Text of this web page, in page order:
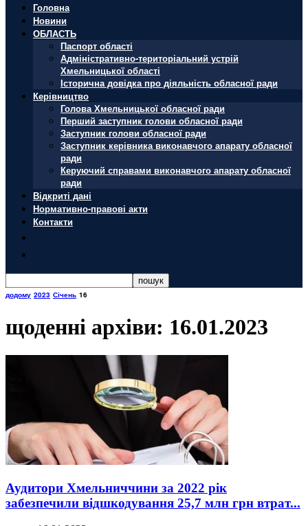
Головна
Новини
ОБЛАСТЬ
Паспорт області
Адміністративно-територіальний устрій
Хмельницької області
Історична довідка про діяльність обласної ради
Керівництво
Голова Хмельницької обласної ради
Перший заступник голови обласної ради
Заступник голови обласної ради
Заступник керівника виконавчого апарату обласної
ради
Керуючий справами виконавчого апарату обласної
ради
Відкриті дані
Нормативно-правові акти
Контакти
додому 2023 Січень 16
щоденні архіви: 16.01.2023
Аудитори Хмельниччини за 2022 рік
забезпечили відшкодування 25,7 млн грн втрат...